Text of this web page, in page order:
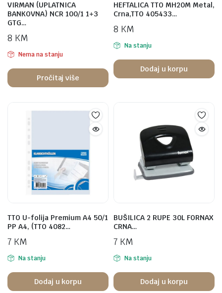
VIRMAN (UPLATNICA
BANKOVNA) NCR 100/1 1+3
GTG…
8 KM
Nema na stanju
Pročitaj više
HEFTALICA TTO MH20M Metal,
Crna,TTO 405433…
8 KM
Na stanju
Dodaj u korpu
TTO U-folija Premium A4 50/1
PP A4, (TTO 4082…
7 KM
Na stanju
Dodaj u korpu
BUŠILICA 2 RUPE 30L FORNAX
CRNA…
7 KM
Na stanju
Dodaj u korpu